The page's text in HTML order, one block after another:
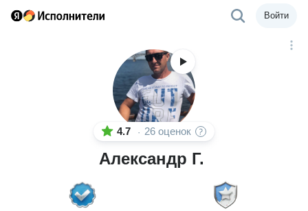
Войти
4.7 · 26 оценок
Александр Г.